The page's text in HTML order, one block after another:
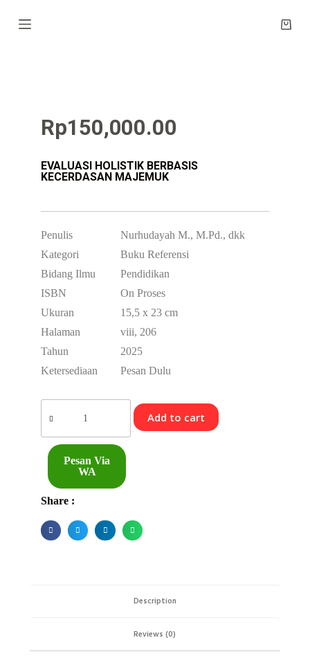
k
Rp150,000.00
EVALUASI HOLISTIK BERBASIS
KECERDASAN MAJEMUK
Penulis
Kategori
Bidang Ilmu
ISBN
Ukuran
Halaman
Tahun
Ketersediaan
Nurhudayah M., M.Pd., dkk
Buku Referensi
Pendidikan
On Proses
15,5 x 23 cm
viii, 206
2025
Pesan Dulu
Add to cart
Pesan Via
WA
Share :
Description
Reviews (0)